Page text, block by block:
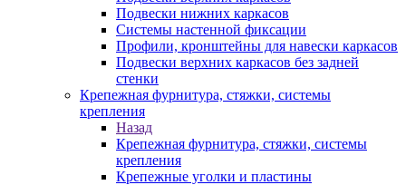
Подвески нижних каркасов
Системы настенной фиксации
Профили, кронштейны для навески каркасов
Подвески верхних каркасов без задней
стенки
Крепежная фурнитура, стяжки, системы
крепления
Назад
Крепежная фурнитура, стяжки, системы
крепления
Крепежные уголки и пластины